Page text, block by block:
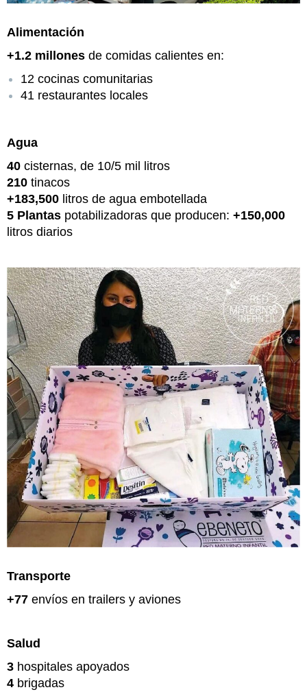
Alimentación
+1.2 millones de comidas calientes en:
12 cocinas comunitarias
41 restaurantes locales
Agua
40 cisternas, de 10/5 mil litros
210 tinacos
+183,500 litros de agua embotellada
5 Plantas potabilizadoras que producen: +150,000
litros diarios
Transporte
+77 envíos en trailers y aviones
Salud
3 hospitales apoyados
4 brigadas